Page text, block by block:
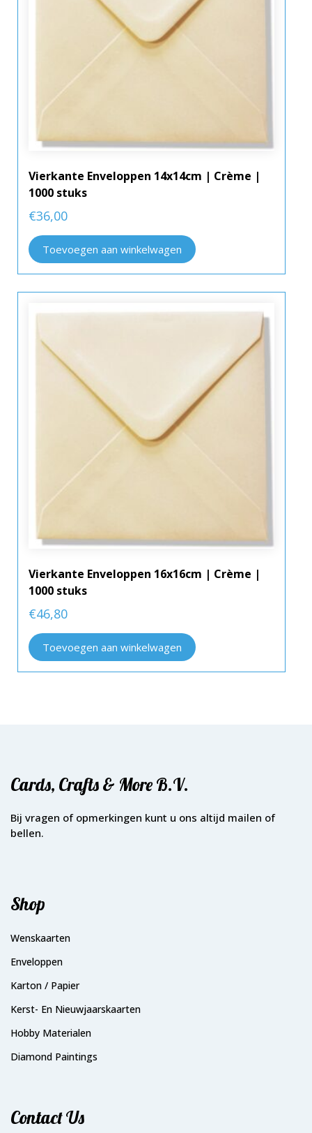
Vierkante Enveloppen 14x14cm | Crème |
1000 stuks
€36,00
Toevoegen aan winkelwagen
Vierkante Enveloppen 16x16cm | Crème |
1000 stuks
€46,80
Toevoegen aan winkelwagen
Cards, Crafts & More B.V.
Bij vragen of opmerkingen kunt u ons altijd mailen of
bellen.
Shop
Wenskaarten
Enveloppen
Karton / Papier
Kerst- En Nieuwjaarskaarten
Hobby Materialen
Diamond Paintings
Contact Us